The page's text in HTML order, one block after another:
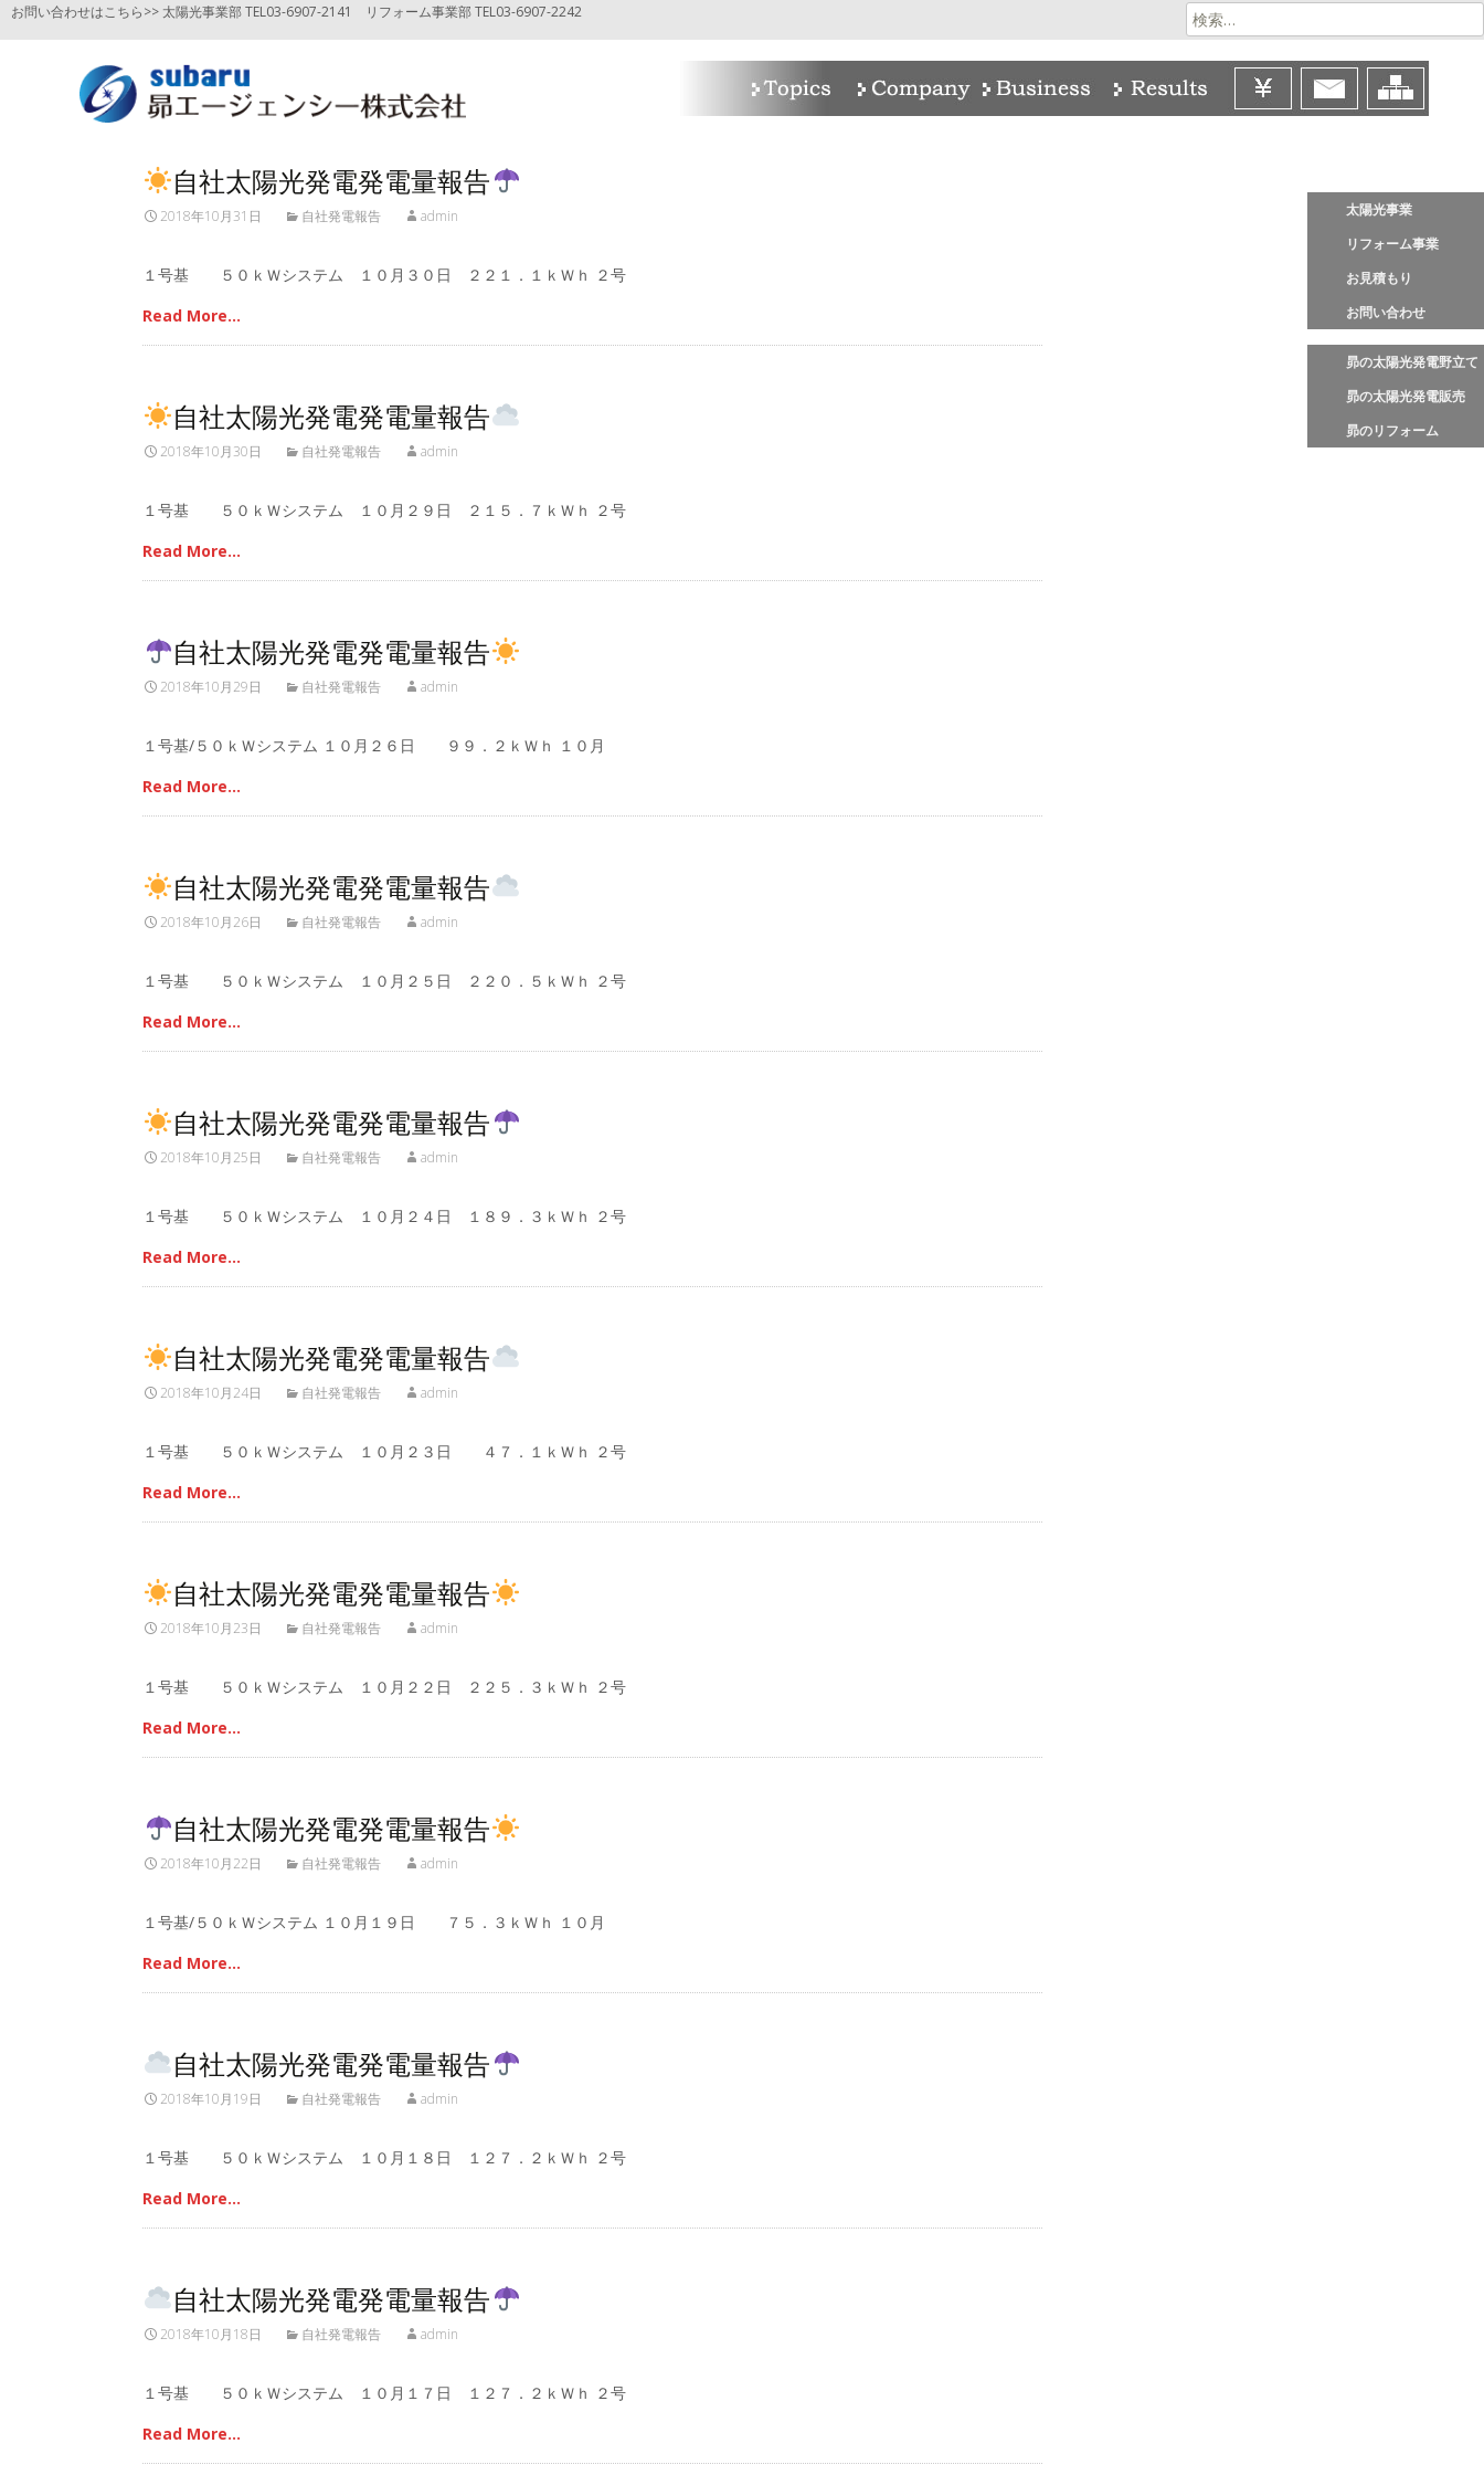
太陽光事業
リフォーム事業
お見積もり
お問い合わせ
昴の太陽光発電野立て
昴の太陽光発電販売
昴のリフォーム
検
索:
お問い合わせはこちら>> 太陽光事業部 TEL03-6907-2141 リフォーム事業部 TEL03-6907-2242
自社太陽光発電発電量報告
2018年10月31日 自社発電報告 admin
１号基 ５０ｋＷシステム １０月３０日 ２２１．１ｋＷｈ ２号
Read More…
自社太陽光発電発電量報告
2018年10月30日 自社発電報告 admin
１号基 ５０ｋＷシステム １０月２９日 ２１５．７ｋＷｈ ２号
Read More…
自社太陽光発電発電量報告
2018年10月29日 自社発電報告 admin
１号基/５０ｋＷシステム １０月２６日 ９９．２ｋＷｈ １０月
Read More…
自社太陽光発電発電量報告
2018年10月26日 自社発電報告 admin
１号基 ５０ｋＷシステム １０月２５日 ２２０．５ｋＷｈ ２号
Read More…
自社太陽光発電発電量報告
2018年10月25日 自社発電報告 admin
１号基 ５０ｋＷシステム １０月２４日 １８９．３ｋＷｈ ２号
Read More…
自社太陽光発電発電量報告
2018年10月24日 自社発電報告 admin
１号基 ５０ｋＷシステム １０月２３日 ４７．１ｋＷｈ ２号
Read More…
自社太陽光発電発電量報告
2018年10月23日 自社発電報告 admin
１号基 ５０ｋＷシステム １０月２２日 ２２５．３ｋＷｈ ２号
Read More…
自社太陽光発電発電量報告
2018年10月22日 自社発電報告 admin
１号基/５０ｋＷシステム １０月１９日 ７５．３ｋＷｈ １０月
Read More…
自社太陽光発電発電量報告
2018年10月19日 自社発電報告 admin
１号基 ５０ｋＷシステム １０月１８日 １２７．２ｋＷｈ ２号
Read More…
自社太陽光発電発電量報告
2018年10月18日 自社発電報告 admin
１号基 ５０ｋＷシステム １０月１７日 １２７．２ｋＷｈ ２号
Read More…